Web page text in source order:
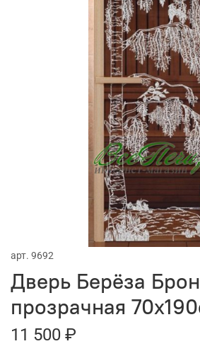
арт. 9692
Дверь Берёза
прозрачная
11 500 ₽